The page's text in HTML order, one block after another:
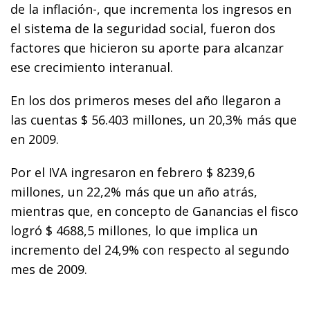
de la inflación-, que incrementa los ingresos en
el sistema de la seguridad social, fueron dos
factores que hicieron su aporte para alcanzar
ese crecimiento interanual.
En los dos primeros meses del año llegaron a
las cuentas $ 56.403 millones, un 20,3% más que
en 2009.
Por el IVA ingresaron en febrero $ 8239,6
millones, un 22,2% más que un año atrás,
mientras que, en concepto de Ganancias el fisco
logró $ 4688,5 millones, lo que implica un
incremento del 24,9% con respecto al segundo
mes de 2009.